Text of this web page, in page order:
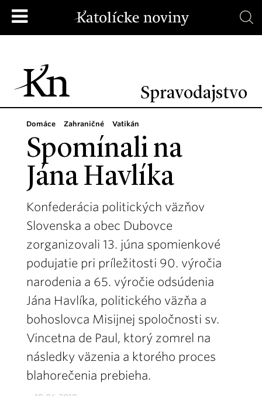
Spravodajstvo
Domáce Zahraničné Vatikán
Spomínali na
Jána Havlíka
Konfederácia politických väzňov
Slovenska a obec Dubovce
zorganizovali 13. júna spomienkové
podujatie pri príležitosti 90. výročia
narodenia a 65. výročie odsúdenia
Jána Havlíka, politického väzňa a
bohoslovca Misijnej spoločnosti sv.
Vincetna de Paul, ktorý zomrel na
následky väzenia a ktorého proces
blahorečenia prebieha.